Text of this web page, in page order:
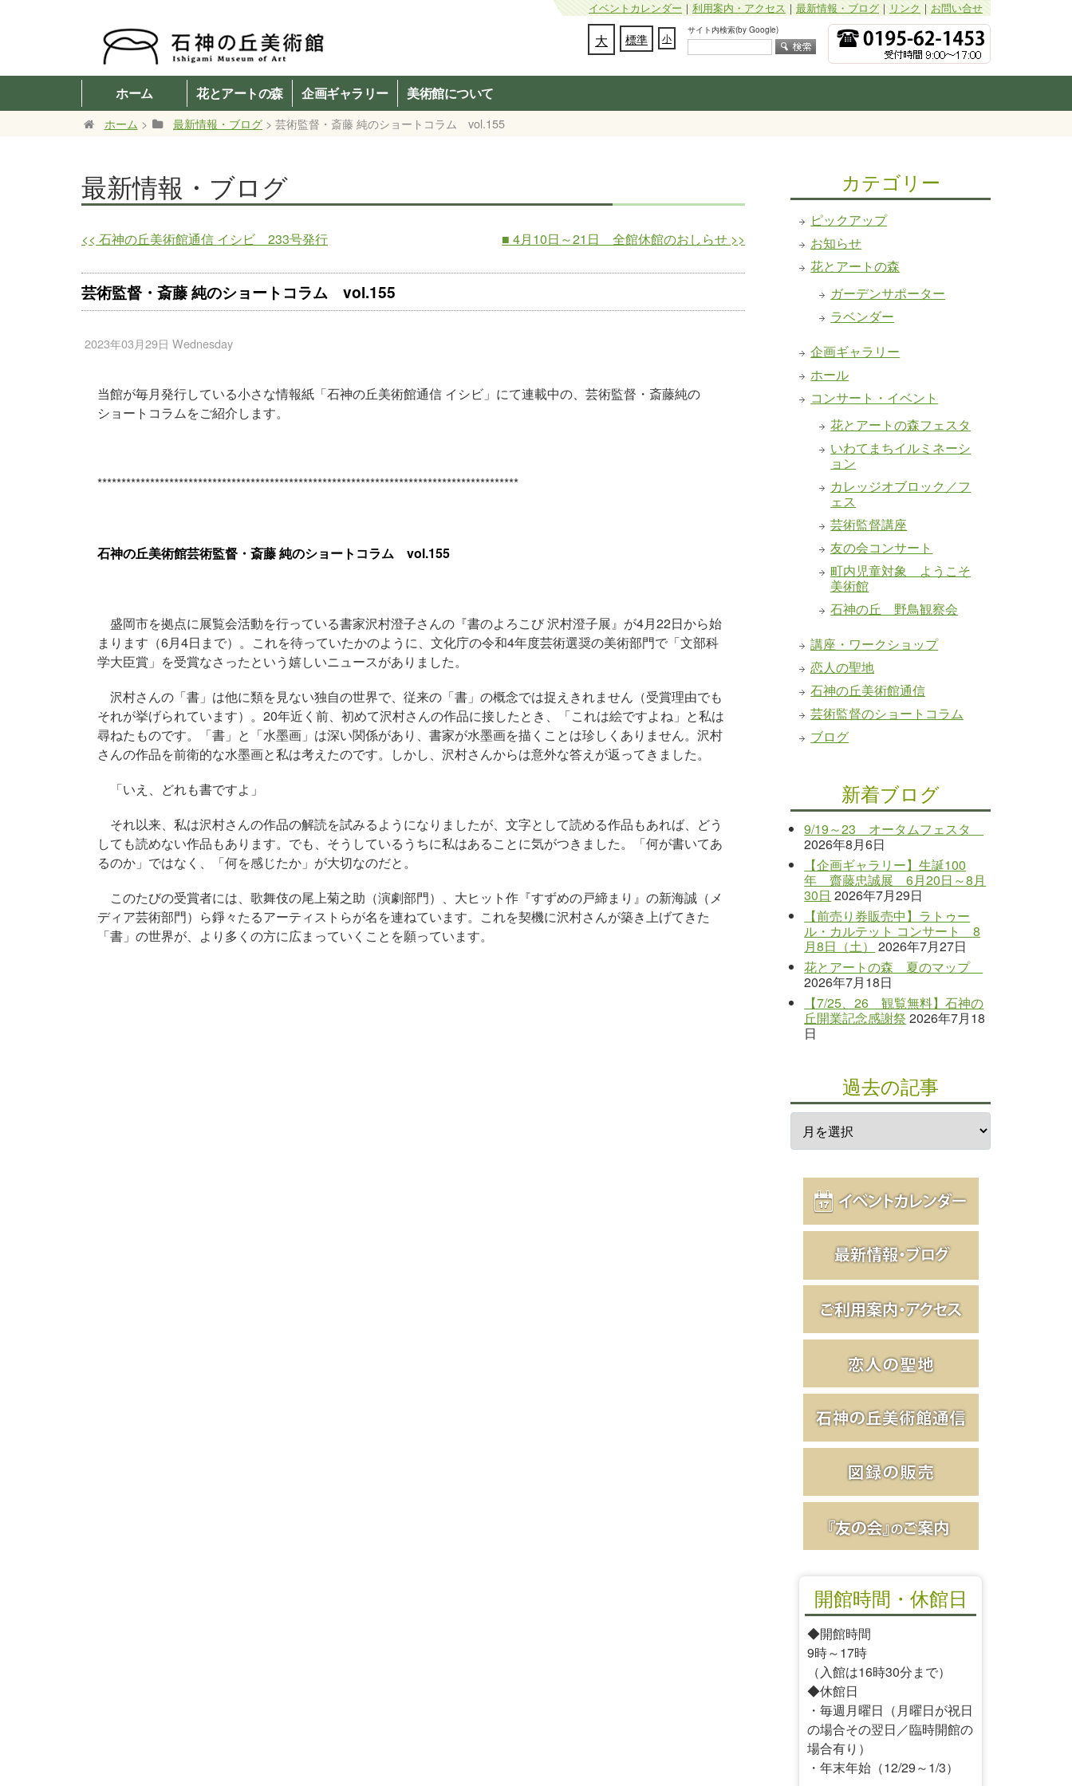
イベントカレンダー｜利用案内・アクセス｜最新情報・ブログ｜リンク｜お問い合せ
サイト内検索(by Google)
大 標準 小
ホーム 花とアートの森 企画ギャラリー 美術館について
ホーム > 最新情報・ブログ > 芸術監督・斎藤 純のショートコラム vol.155
最新情報・ブログ
<< 石神の丘美術館通信 イシビ 233号発行 ■ 4月10日～21日 全館休館のおしらせ >>
芸術監督・斎藤 純のショートコラム vol.155
2023年03月29日 Wednesday
当館が毎月発行している小さな情報紙「石神の丘美術館通信 イシビ」にて連載中の、芸術監督・斎藤純の
ショートコラムをご紹介します。
****************************************************************************************
石神の丘美術館芸術監督・斎藤 純のショートコラム vol.155
盛岡市を拠点に展覧会活動を行っている書家沢村澄子さんの『書のよろこび 沢村澄子展』が4月22日から始
まります（6月4日まで）。これを待っていたかのように、文化庁の令和4年度芸術選奨の美術部門で「文部科
学大臣賞」を受賞なさったという嬉しいニュースがありました。
沢村さんの「書」は他に類を見ない独自の世界で、従来の「書」の概念では捉えきれません（受賞理由でも
それが挙げられています）。20年近く前、初めて沢村さんの作品に接したとき、「これは絵ですよね」と私は
尋ねたものです。「書」と「水墨画」は深い関係があり、書家が水墨画を描くことは珍しくありません。沢村
さんの作品を前衛的な水墨画と私は考えたのです。しかし、沢村さんからは意外な答えが返ってきました。
「いえ、どれも書ですよ」
それ以来、私は沢村さんの作品の解読を試みるようになりましたが、文字として読める作品もあれば、どう
しても読めない作品もあります。でも、そうしているうちに私はあることに気がつきました。「何が書いてあ
るのか」ではなく、「何を感じたか」が大切なのだと。
このたびの受賞者には、歌舞伎の尾上菊之助（演劇部門）、大ヒット作『すずめの戸締まり』の新海誠（メ
ディア芸術部門）ら錚々たるアーティストらが名を連ねています。これを契機に沢村さんが築き上げてきた
「書」の世界が、より多くの方に広まっていくことを願っています。
カテゴリー
ピックアップ
お知らせ
花とアートの森
ガーデンサポーター
ラベンダー
企画ギャラリー
ホール
コンサート・イベント
花とアートの森フェスタ
いわてまちイルミネーシ
ョン
カレッジオブロック／フ
ェス
芸術監督講座
友の会コンサート
町内児童対象 ようこそ
美術館
石神の丘 野鳥観察会
講座・ワークショップ
恋人の聖地
石神の丘美術館通信
芸術監督のショートコラム
ブログ
新着ブログ
9/19～23 オータムフェスタ
2026年8月6日
【企画ギャラリー】生誕100
年 齋藤忠誠展 6月20日～8月
30日 2026年7月29日
【前売り券販売中】ラトゥー
ル・カルテット コンサート 8
月8日（土）
2026年7月27日
花とアートの森 夏のマップ
2026年7月18日
【7/25、26 観覧無料】石神の
丘開業記念感謝祭 2026年7月18
日
過去の記事
開館時間・休館日
◆開館時間
9時～17時
（入館は16時30分まで）
◆休館日
・毎週月曜日（月曜日が祝日
の場合その翌日／臨時開館の
場合有り）
・年末年始（12/29～1/3）